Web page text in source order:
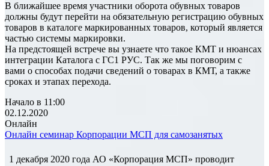
В ближайшее время участники оборота обувных товаров
должны будут перейти на обязательную регистрацию обувных
товаров в каталоге маркированных товаров, который является
частью системы маркировки.
На предстоящей встрече вы узнаете что такое КМТ и нюансах
интеграции Каталога с ГС1 РУС. Так же мы поговорим с
вами о способах подачи сведений о товарах в КМТ, а также
сроках и этапах перехода.
Начало в 11:00
02.12.2020
Онлайн
Онлайн семинар Корпорации МСП для самозанятых
1 декабря 2020 года АО «Корпорация МСП» проводит